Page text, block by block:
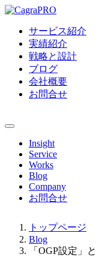
サービス紹介
実績紹介
戦略と設計
ブログ
会社概要
お問合せ
Insight
Service
Works
Blog
Company
お問合せ
トップページ
Blog
「OGP設定」